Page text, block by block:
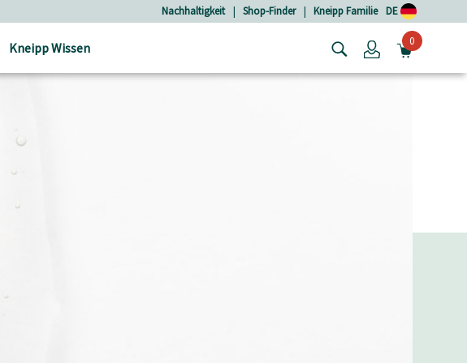
Nachhaltigkeit | Shop-Finder | Kneipp Familie DE
Kneipp Wissen Login0